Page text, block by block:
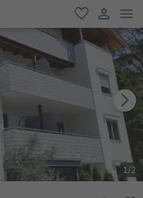
favorit
user link
1/2